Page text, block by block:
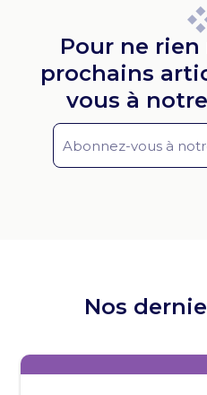
Pour ne
prochains
vous à
Nos